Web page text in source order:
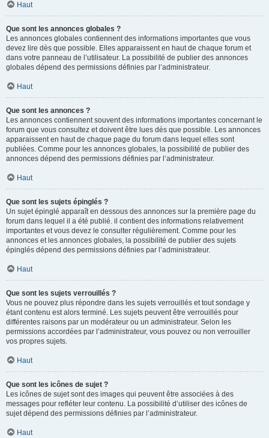
Haut
Que sont les annonces globales ?
Les annonces globales contiennent des informations importantes que vous
devez lire dès que possible. Elles apparaissent en haut de chaque forum et
dans votre panneau de l’utilisateur. La possibilité de publier des annonces
globales dépend des permissions définies par l’administrateur.
Haut
Que sont les annonces ?
Les annonces contiennent souvent des informations importantes concernant le
forum que vous consultez et doivent être lues dès que possible. Les annonces
apparaissent en haut de chaque page du forum dans lequel elles sont
publiées. Comme pour les annonces globales, la possibilité de publier des
annonces dépend des permissions définies par l’administrateur.
Haut
Que sont les sujets épinglés ?
Un sujet épinglé apparaît en dessous des annonces sur la première page du
forum dans lequel il a été publié. il contient des informations relativement
importantes et vous devez le consulter régulièrement. Comme pour les
annonces et les annonces globales, la possibilité de publier des sujets
épinglés dépend des permissions définies par l’administrateur.
Haut
Que sont les sujets verrouillés ?
Vous ne pouvez plus répondre dans les sujets verrouillés et tout sondage y
étant contenu est alors terminé. Les sujets peuvent être verrouillés pour
différentes raisons par un modérateur ou un administrateur. Selon les
permissions accordées par l’administrateur, vous pouvez ou non verrouiller
vos propres sujets.
Haut
Que sont les icônes de sujet ?
Les icônes de sujet sont des images qui peuvent être associées à des
messages pour refléter leur contenu. La possibilité d’utiliser des icônes de
sujet dépend des permissions définies par l’administrateur.
Haut